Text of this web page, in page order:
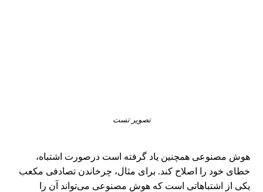
تصویر تست
هوش مصنوعی همچنین یاد گرفته است درصورت اشتباه،
خطای خود را اصلاح کند. برای مثال، چرخاندن تصادفی مکعب
یکی از اشتباهاتی است که هوش مصنوعی می‌تواند آن را